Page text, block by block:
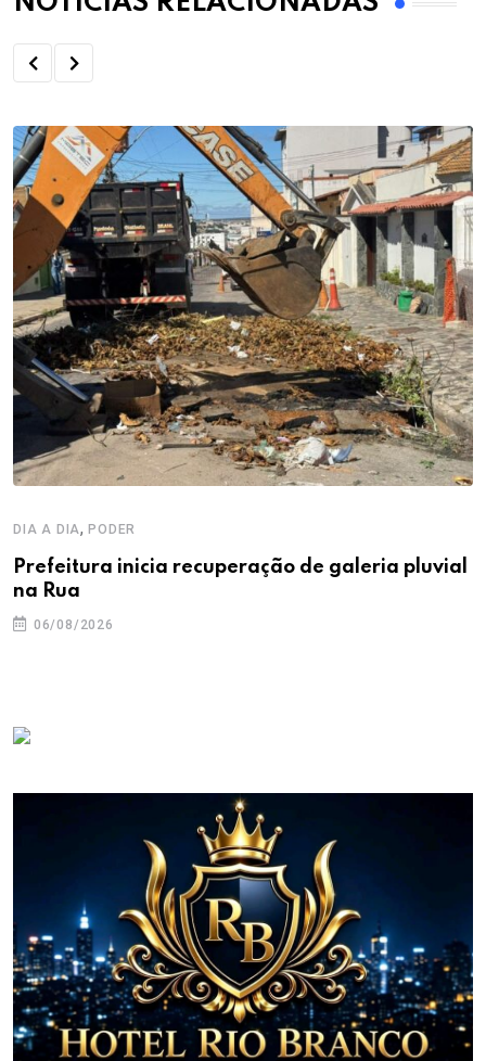
DIA A DIA,PODER
Prefeitura inicia recuperação de galeria pluvial
na Rua
06/08/2026